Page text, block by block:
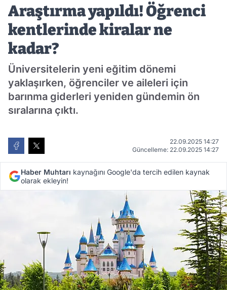
Araştırma yapıldı! Öğrenci
kentlerinde kiralar ne
kadar?
Üniversitelerin yeni eğitim dönemi
yaklaşırken, öğrenciler ve aileleri için
barınma giderleri yeniden gündemin ön
sıralarına çıktı.
22.09.2025 14:27
Güncelleme: 22.09.2025 14:27
Haber Muhtarı kaynağını Google'da tercih edilen kaynak
olarak ekleyin!